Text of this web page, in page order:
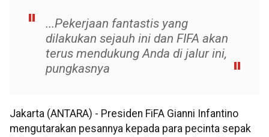
...Pekerjaan fantastis yang
dilakukan sejauh ini dan FIFA akan
terus mendukung Anda di jalur ini,
pungkasnya
Jakarta (ANTARA) - Presiden FiFA Gianni Infantino
mengutarakan pesannya kepada para pecinta sepak